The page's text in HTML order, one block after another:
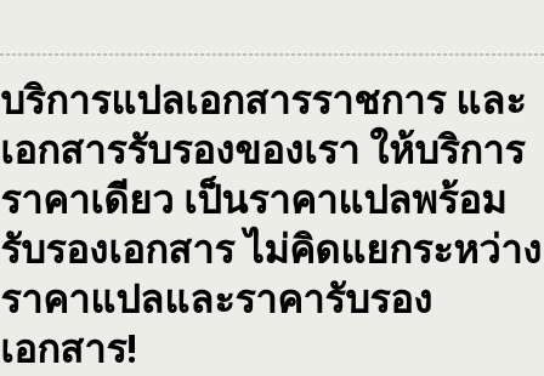
บริการแปลเอกสารราชการ และ
เอกสารรับรองของเรา ให้บริการ
ราคาเดียว เป็นราคาแปลพร้อม
รับรองเอกสาร ไม่คิดแยกระหว่าง
ราคาแปลและราคารับรอง
เอกสาร!